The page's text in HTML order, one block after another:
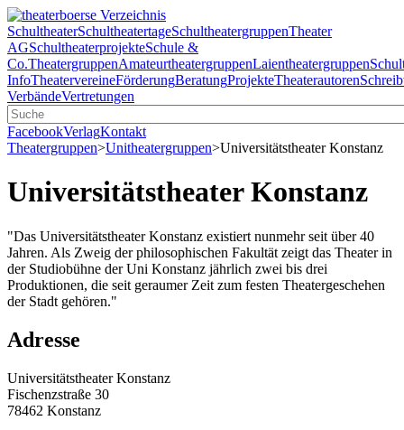
SchultheaterSchultheatertageSchultheatergruppenTheater
AGSchultheaterprojekteSchule &
Co.TheatergruppenAmateurtheatergruppenLaientheatergruppen
InfoTheatervereineFörderungBeratungProjekteTheaterautoren
VerbändeVertretungen
FacebookVerlagKontakt
Theatergruppen>Unitheatergruppen>Universitätstheater Konstanz
Universitätstheater Konstanz
"Das Universitätstheater Konstanz existiert nunmehr seit über 40
Jahren. Als Zweig der philosophischen Fakultät zeigt das Theater in
der Studiobühne der Uni Konstanz jährlich zwei bis drei
Produktionen, die seit geraumer Zeit zum festen Theatergeschehen
der Stadt gehören."
Adresse
Universitätstheater Konstanz
Fischenzstraße 30
78462 Konstanz